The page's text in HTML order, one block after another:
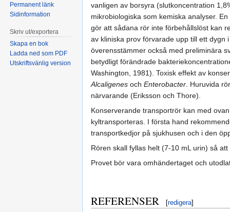
vanligen av borsyra (slutkoncentration
mikrobiologiska som kemiska analyser.
gör att sådana rör inte förbehållslöst kan
av kliniska prov förvarade upp till ett
överensstämmer också med preliminära
betydligt förändrade
Washington, 1981). Toxisk effekt av
Alcaligenes och Enterobacter. Huruvida
närvarande (Eriksson och Thore).
Konserverande transportrör kan med
kyltransporteras. I första hand
transportkedjor på sjukhusen och i den
Rören skall fyllas helt (7-10 mL urin) så
Provet bör vara omhändertaget och
REFERENSER [redigera]
Permanent länk
Sidinformation
Skriv ut/exportera
Skapa en bok
Ladda ned som PDF
Utskriftsvänlig version